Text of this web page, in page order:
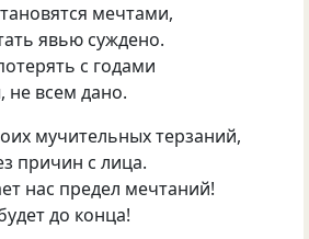
мечтами,
явью суждено.
с годами
не всем дано.
мучительных терзаний,
причин с лица.
нас предел мечтаний!
до конца!